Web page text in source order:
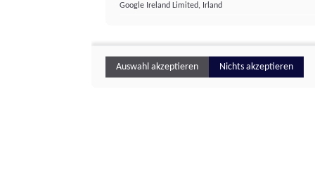
Google Ireland Limited, Irland
Auswahl akzeptieren Nichts akzeptieren